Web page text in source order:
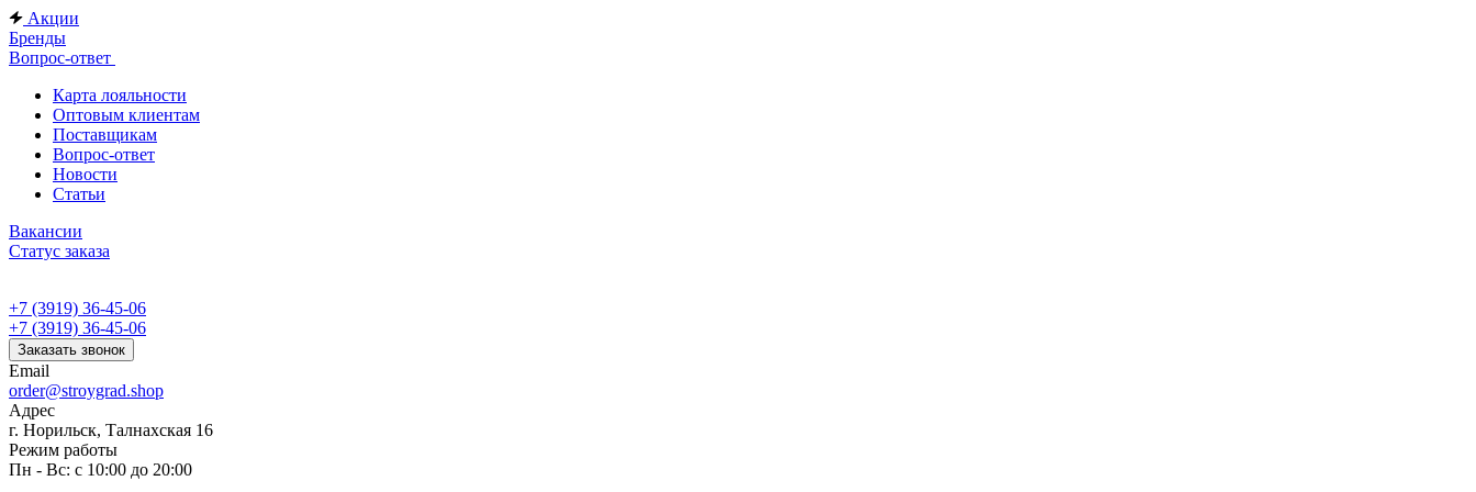
Акции
Бренды
Вопрос-ответ
Карта лояльности
Оптовым клиентам
Поставщикам
Вопрос-ответ
Новости
Статьи
Вакансии
Статус заказа
+7 (3919) 36-45-06
+7 (3919) 36-45-06
Заказать звонок
Email
order@stroygrad.shop
Адрес
г. Норильск, Талнахская 16
Режим работы
Пн - Вс: с 10:00 до 20:00